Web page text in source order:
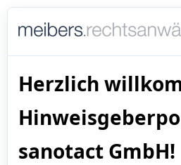
Herzlich
sanotact GmbH!